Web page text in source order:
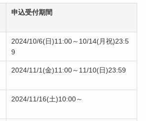
申込受付期間
2024/10/6(日)11:00～10/14(月祝)23:5
9
2024/11/1(金)11:00～11/10(日)23:59
2024/11/16(土)10:00～